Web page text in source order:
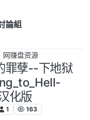
論組
网赚盘资源
罪孽--下地狱
化版
1 163